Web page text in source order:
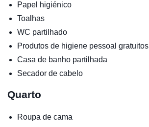
Papel higiénico
Toalhas
WC partilhado
Produtos de higiene pessoal gratuitos
Casa de banho partilhada
Secador de cabelo
Quarto
Roupa de cama